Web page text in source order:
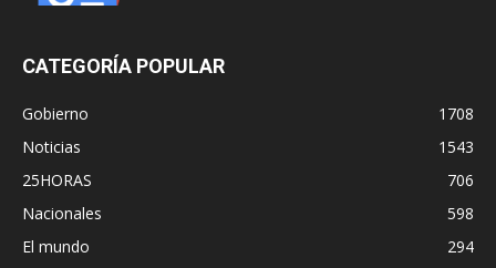
CATEGORÍA POPULAR
Gobierno
1708
Noticias
1543
25HORAS
706
Nacionales
598
El mundo
294